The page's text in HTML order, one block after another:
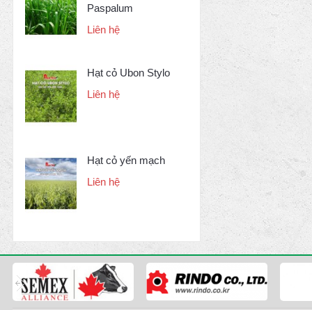
Paspalum
Liên hệ
Hạt cỏ Ubon Stylo
Liên hệ
Hạt cỏ yến mạch
Liên hệ